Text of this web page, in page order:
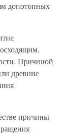
допотопных
Причиной
древние
причины